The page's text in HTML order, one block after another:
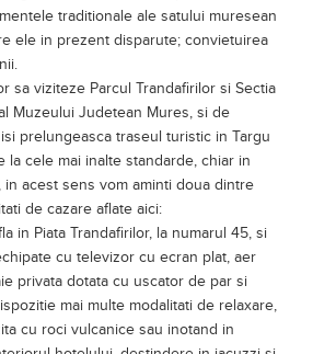
a derulat intre 1759 si 1772, cand a fost
palatului aparea in prim plan
este fatada principala care cuprinde
decorate. Bineinteles ca si celelalte
pun in evidenta importanta
si Arta turistii au posibilitatea de
ele in prezent disparute; convietuirea
sa viziteze Parcul Trandafirilor si Sectia